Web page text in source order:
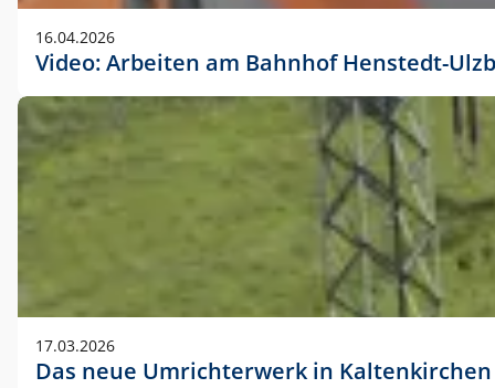
16.04.2026
Video: Arbeiten am Bahnhof Henstedt-
17.03.2026
Das neue Umrichterwerk in Kaltenkirchen